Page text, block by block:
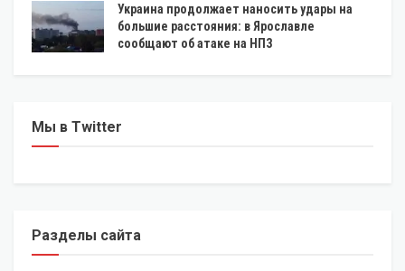
Украина продолжает наносить удары на
большие расстояния: в Ярославле
сообщают об атаке на НПЗ
Мы в Twitter
Разделы сайта